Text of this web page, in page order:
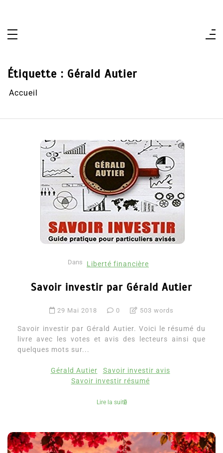
Étiquette : Gérald Autier
Accueil
Dans Liberté financière
Savoir investir par Gérald Autier
29 Mai 2018 0 503 words
Savoir investir par Gérald Autier. Voici le résumé du
livre avec les votes et avis des lecteurs ainsi que
quelques mots sur...
Gérald Autier
Savoir investir avis
Savoir investir résumé
Lire la suite